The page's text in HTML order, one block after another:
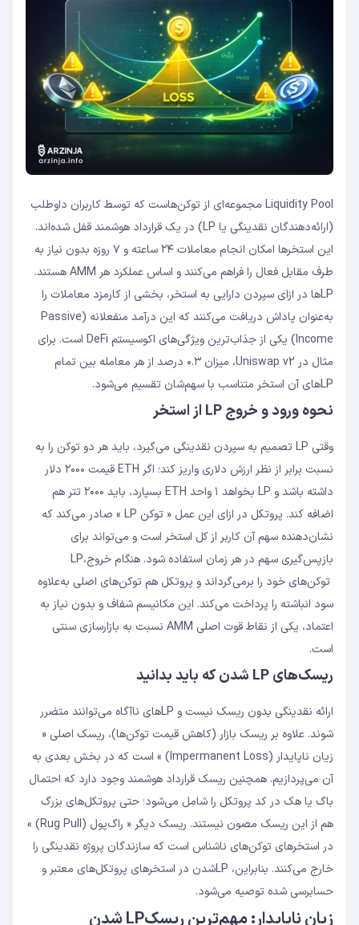
Liquidity Pool مجموعه‌ای از توکن‌هاست که توسط کاربران داوطلب
(ارائه‌دهندگان نقدینگی یا LP) در یک قرارداد هوشمند قفل شده‌اند.
این استخرها امکان انجام معاملات ۲۴ ساعته و ۷ روزه بدون نیاز به
طرف مقابل فعال را فراهم می‌کنند و اساس عملکرد هر AMM هستند.
LP‌ها در ازای سپردن دارایی به استخر، بخشی از کارمزد معاملات را
به‌عنوان پاداش دریافت می‌کنند که این درآمد منفعلانه (Passive
Income) یکی از جذاب‌ترین ویژگی‌های اکوسیستم DeFi است. برای
مثال در Uniswap v2، میزان ۰.۳ درصد از هر معامله بین تمام
LP‌های آن استخر متناسب با سهم‌شان تقسیم می‌شود.
نحوه ورود و خروج LP از استخر
وقتی LP تصمیم به سپردن نقدینگی می‌گیرد، باید هر دو توکن را به
نسبت برابر از نظر ارزش دلاری واریز کند؛ اگر ETH قیمت ۲۰۰۰ دلار
داشته باشد و LP بخواهد ۱ واحد ETH بسپارد، باید ۲۰۰۰ تتر هم
اضافه کند. پروتکل در ازای این عمل « توکن LP » صادر می‌کند که
نشان‌دهنده سهم آن کاربر از کل استخر است و می‌تواند برای
بازپس‌گیری سهم در هر زمان استفاده شود. هنگام خروج،LP
توکن‌های خود را برمی‌گرداند و پروتکل هم توکن‌های اصلی به‌علاوه
سود انباشته را پرداخت می‌کند. این مکانیسم شفاف و بدون نیاز به
اعتماد، یکی از نقاط قوت اصلی AMM نسبت به بازارسازی سنتی
است.
ریسک‌های LP شدن که باید بدانید
ارائه نقدینگی بدون ریسک نیست و LP‌های ناآگاه می‌توانند متضرر
شوند. علاوه بر ریسک بازار (کاهش قیمت توکن‌ها)، ریسک اصلی «
زیان ناپایدار (Impermanent Loss) » است که در بخش بعدی به
آن می‌پردازیم. همچنین ریسک قرارداد هوشمند وجود دارد که احتمال
باگ یا هک در کد پروتکل را شامل می‌شود؛ حتی پروتکل‌های بزرگ
هم از این ریسک مصون نیستند. ریسک دیگر « راگ‌پول (Rug Pull) »
در استخرهای توکن‌های ناشناس است که سازندگان پروژه نقدینگی را
خارج می‌کنند. بنابراین، LPشدن در استخرهای پروتکل‌های معتبر و
حسابرسی شده توصیه می‌شود.
زیان ناپایدار: مهم‌ترین ریسکLP شدن